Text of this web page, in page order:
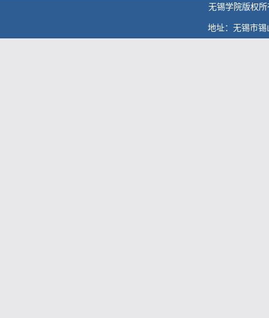
无锡学院版权
地址：无锡市